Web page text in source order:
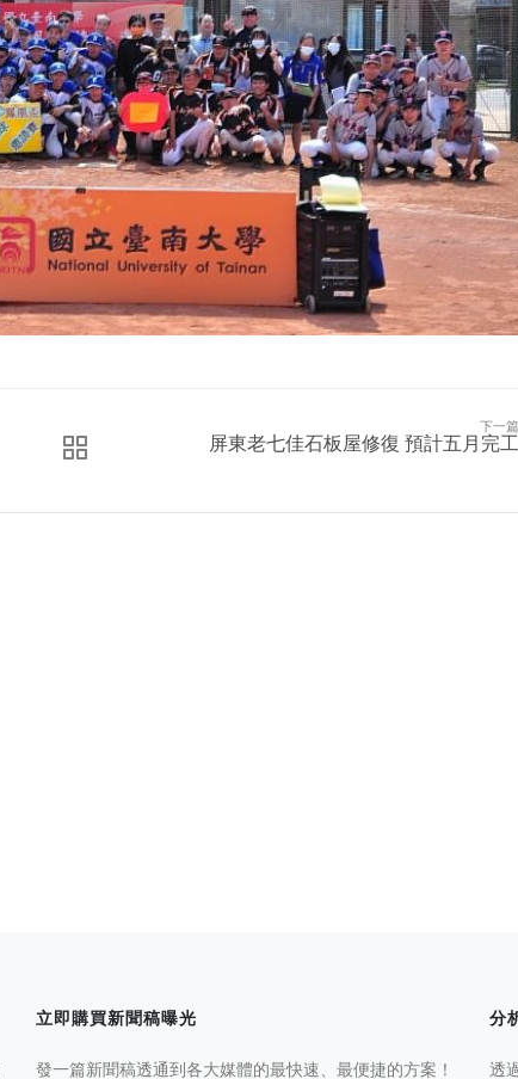
下一篇
屏東老七佳石板屋修復 預計五月完工
立即購買新聞稿曝光
發一篇新聞稿透通到各大媒體的最快速、最便捷的方案！
分
透